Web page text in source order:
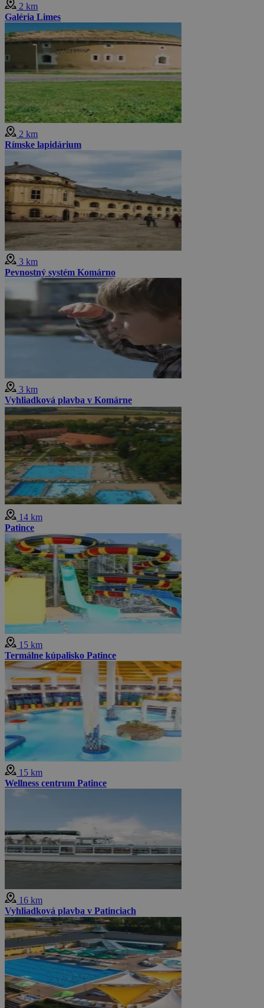
2 km
Galéria Limes
2 km
Rímske lapidárium
3 km
Pevnostný systém Komárno
3 km
Vyhliadková plavba v Komárne
14 km
Patince
15 km
Termálne kúpalisko Patince
15 km
Wellness centrum Patince
16 km
Vyhliadková plavba v Patinciach